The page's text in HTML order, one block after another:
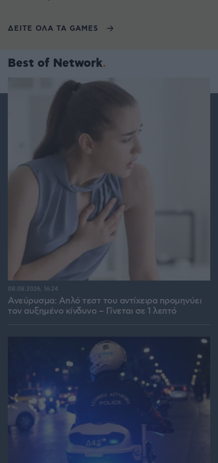
ΔΕΙΤΕ ΟΛΑ ΤΑ GAMES
Best of Network
Ανεύρυσμα: Απλό τεστ του αντίχειρα προμηνύει
τον αυξημένο κίνδυνο – Γίνεται σε 1 λεπτό
08.08.2026, 16:24